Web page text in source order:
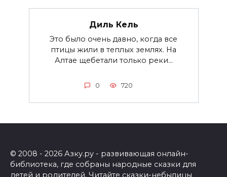
Диль Кель
Это было очень давно, когда все
птицы жили в теплых землях. На
Алтае щебетали только реки...
0 720
© 2008 - 2026 Азку.ру - развивающая онлайн-
библиотека, где собраны народные сказки для
детей и родителей. Читайте сказки-небылицы